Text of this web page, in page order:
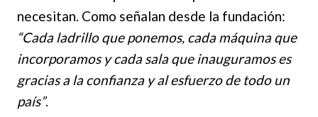
necesitan. Como señalan desde la fundación:
“Cada ladrillo que ponemos, cada máquina que
incorporamos y cada sala que inauguramos es
gracias a la confianza y al esfuerzo de todo un
país”.